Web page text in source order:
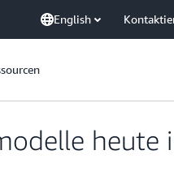
English
heute